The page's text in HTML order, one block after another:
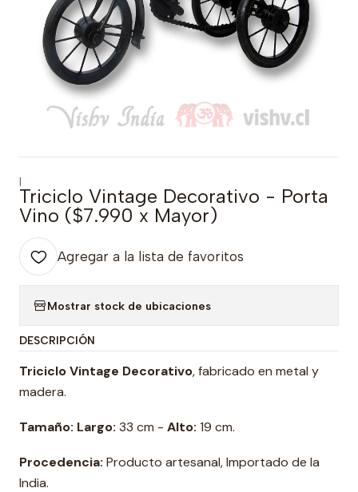
|
Triciclo Vintage Decorativo - Porta
Vino ($7.990 x Mayor)
Agregar a la lista de favoritos
Mostrar stock de ubicaciones
DESCRIPCIÓN
Triciclo Vintage Decorativo, fabricado en metal y
madera.
Tamaño: Largo: 33 cm - Alto: 19 cm.
Procedencia: Producto artesanal, Importado de la
India.